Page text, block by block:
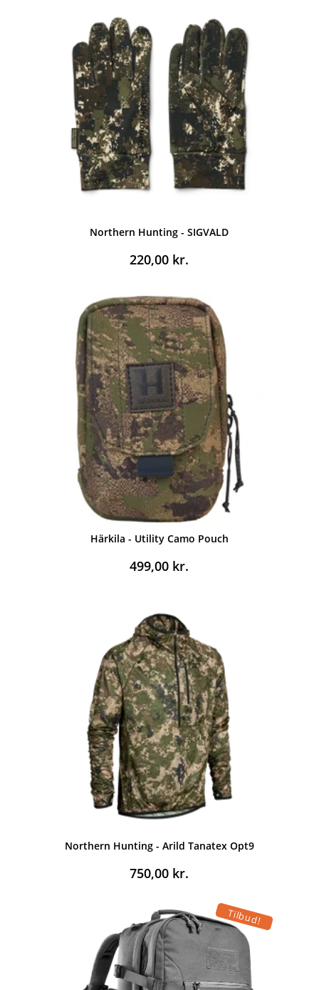
Northern Hunting - SIGVALD
220,00 kr.
Härkila - Utility Camo Pouch
499,00 kr.
Northern Hunting - Arild Tanatex Opt9
750,00 kr.
Tilbud!